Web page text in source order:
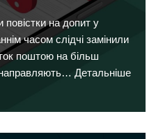
повістки на допит у
часом слідчі замінили
поштою на більш
Детальніше